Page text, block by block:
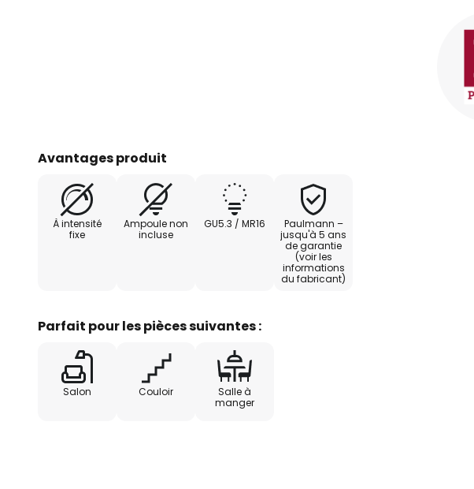
Avantages produit
À intensité
fixe
Ampoule non
incluse
GU5.3 / MR16
Paulmann –
jusqu'à 5 ans
de garantie
(voir les
informations
du fabricant)
Parfait pour les pièces suivantes :
Salon Couloir
Salle à
manger